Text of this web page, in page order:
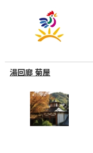
湯回廊 菊屋